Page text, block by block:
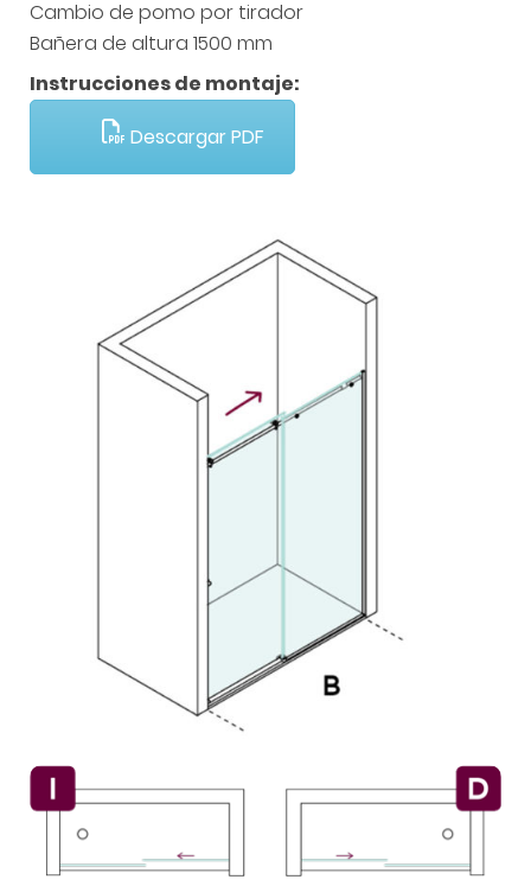
Cambio de pomo por tirador
Bañera de altura 1500 mm
Instrucciones de montaje:
Descargar PDF